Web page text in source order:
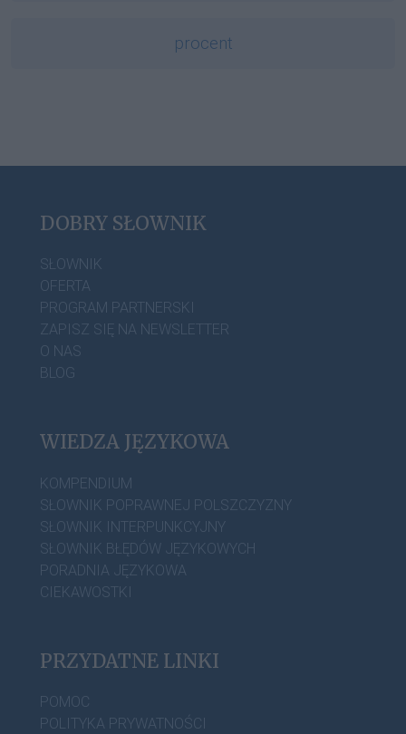
procent
DOBRY SŁOWNIK
SŁOWNIK
OFERTA
PROGRAM PARTNERSKI
ZAPISZ SIĘ NA NEWSLETTER
O NAS
BLOG
WIEDZA JĘZYKOWA
KOMPENDIUM
SŁOWNIK POPRAWNEJ POLSZCZYZNY
SŁOWNIK INTERPUNKCYJNY
SŁOWNIK BŁĘDÓW JĘZYKOWYCH
PORADNIA JĘZYKOWA
CIEKAWOSTKI
PRZYDATNE LINKI
POMOC
POLITYKA PRYWATNOŚCI